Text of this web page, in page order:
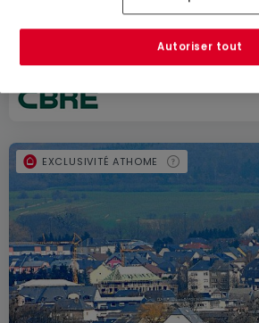
Local commercial à vendre àSanem
EXCLUSIVITÉ ATHOME
Autoriser tout